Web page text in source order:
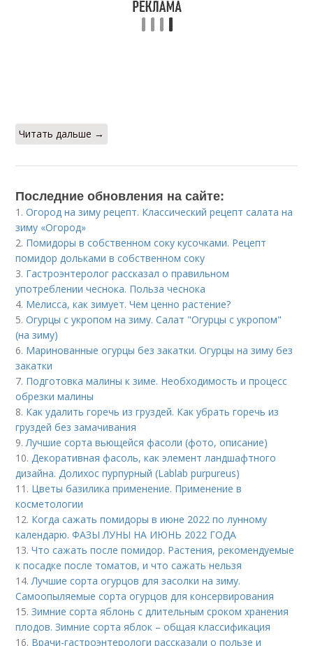
Читать дальше →
Последние обновления на сайте:
1.Огород на зиму рецепт. Классический рецепт салата на
зиму «Огород»
2. Помидоры в собственном соку кусочками. Рецепт
помидор дольками в собственном соку
3. Гастроэнтеролог рассказал о правильном
употреблении чеснока. Польза чеснока
4. Мелисса, как зимует. Чем ценно растение?
5.Огурцы с укропом на зиму. Салат "Огурцы с укропом"
(на зиму)
6. Маринованные огурцы без закатки. Огурцы на зиму без
закатки
7. Подготовка малины к зиме. Необходимость и процесс
обрезки малины
8. Как удалить горечь из груздей. Как убрать горечь из
груздей без замачивания
9.Лучшие сорта вьющейся фасоли (фото, описание)
10.Декоративная фасоль, как элемент ландшафтного
дизайна. Долихос пурпурный (Lablab purpureus)
11. Цветы базилика применение. Применение в
косметологии
12. Когда сажать помидоры в июне 2022 по лунному
календарю. ФАЗЫ ЛУНЫ НА ИЮНЬ 2022 ГОДА
13.Что сажать после помидор. Растения, рекомендуемые
к посадке после томатов, и что сажать нельзя
14.Лучшие сорта огурцов для засолки на зиму.
Самоопыляемые сорта огурцов для консервирования
15.Зимние сорта яблонь с длительным сроком хранения
плодов. Зимние сорта яблок – общая классификация
16. Врачи-гастроэнтерологи рассказали о пользе и